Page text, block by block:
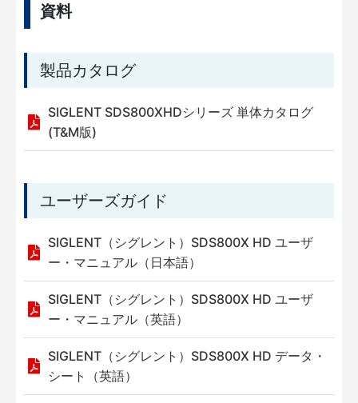
資料
製品カタログ
SIGLENT SDS800XHDシリーズ 単体カタログ
(T&M版)
ユーザーズガイド
SIGLENT（シグレント）SDS800X HD ユーザ
ー・マニュアル（日本語）
SIGLENT（シグレント）SDS800X HD ユーザ
ー・マニュアル（英語）
SIGLENT（シグレント）SDS800X HD データ・
シート（英語）